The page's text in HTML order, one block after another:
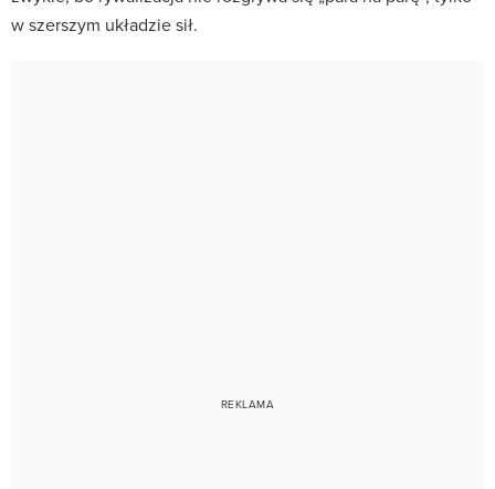
w szerszym układzie sił.